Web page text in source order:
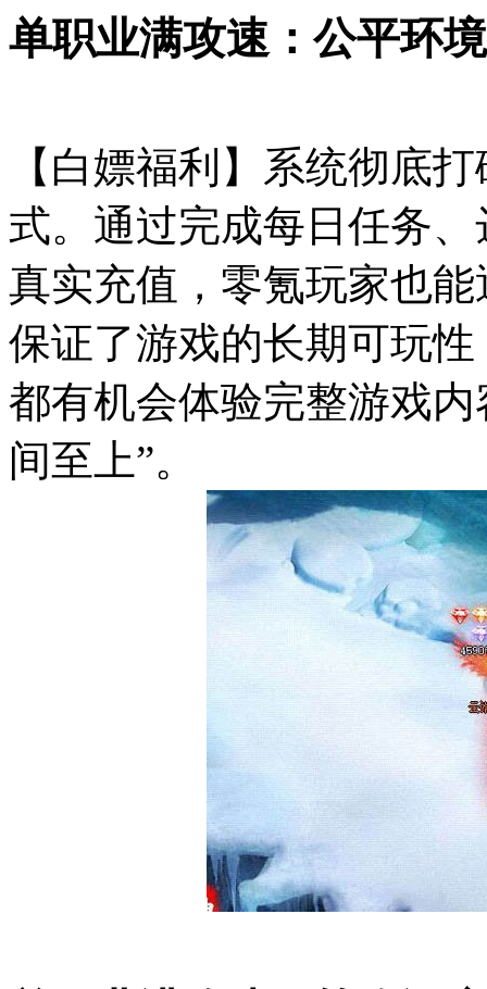
单职业满攻速：公平环境
【白嫖福利】系统彻底
式。通过完成每日任务
真实充值，零氪玩家也
保证了游戏的长期可玩
都有机会体验完整游戏
间至上”。